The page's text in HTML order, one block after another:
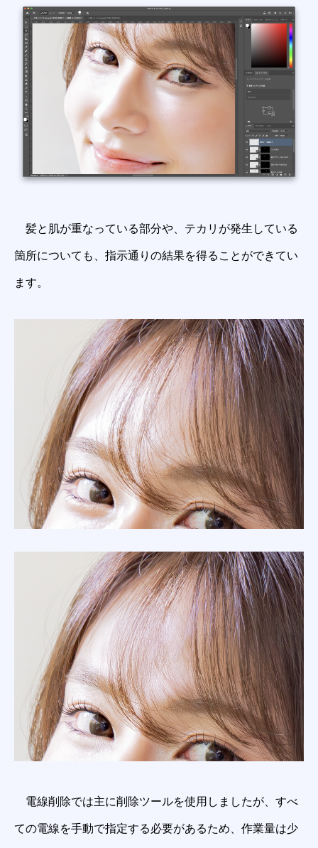
髪と肌が重なっている部分や、テカリが発生している
箇所についても、指示通りの結果を得ることができてい
ます。
電線削除では主に削除ツールを使用しましたが、すべ
ての電線を手動で指定する必要があるため、作業量は少